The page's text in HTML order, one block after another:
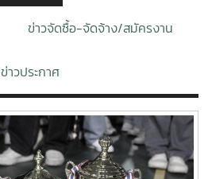
ข่าวจัดซื้อ-จัดจ้าง/สมัครงาน
ข่าวประกาศ